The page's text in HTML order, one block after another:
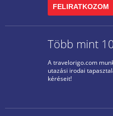
FELIRATKOZOM
Több mint
A travelorigo.com
utazási irodai
kéréseit!